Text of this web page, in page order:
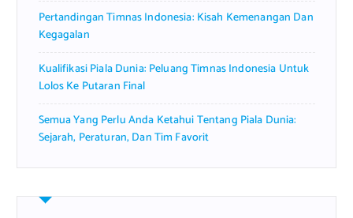
Pertandingan Timnas Indonesia: Kisah Kemenangan Dan
Kegagalan
Kualifikasi Piala Dunia: Peluang Timnas Indonesia Untuk
Lolos Ke Putaran Final
Semua Yang Perlu Anda Ketahui Tentang Piala Dunia:
Sejarah, Peraturan, Dan Tim Favorit